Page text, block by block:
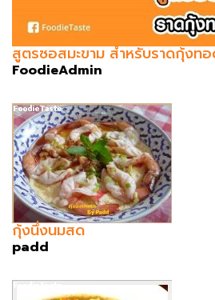
สูตรซอสมะขาม สำหรับราดกุ้งทอ
FoodieAdmin
กุ้งนึ่งนมสด
padd